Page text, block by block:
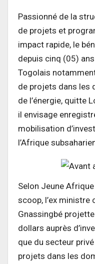
Passionné de la
de projets et
impact rapide, le
depuis cinq (05)
Togolais
de projets dans les
de l’énergie, quitte
il envisage
mobilisation
l’Afrique
Selon Jeune
scoop, l’ex ministre
Gnassingbé
dollars auprès
que du secteur
projets dans les